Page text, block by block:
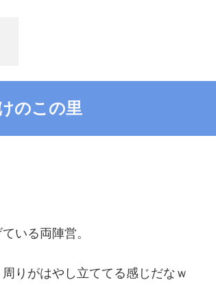
のこの里
いる両陣営。
りがはやし立ててる感じだなｗ